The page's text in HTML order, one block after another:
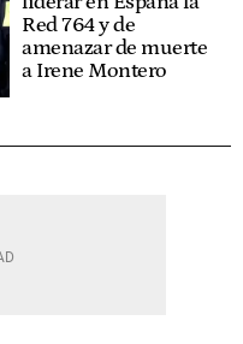
Red 764 y de
amenazar de muerte
a Irene Montero